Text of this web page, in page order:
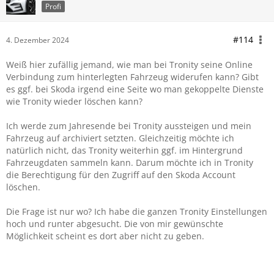
Profi
4. Dezember 2024 #114
Weiß hier zufällig jemand, wie man bei Tronity seine Online
Verbindung zum hinterlegten Fahrzeug widerufen kann? Gibt
es ggf. bei Skoda irgend eine Seite wo man gekoppelte Dienste
wie Tronity wieder löschen kann?
Ich werde zum Jahresende bei Tronity aussteigen und mein
Fahrzeug auf archiviert setzten. Gleichzeitig möchte ich
natürlich nicht, das Tronity weiterhin ggf. im Hintergrund
Fahrzeugdaten sammeln kann. Darum möchte ich in Tronity
die Berechtigung für den Zugriff auf den Skoda Account
löschen.
Die Frage ist nur wo? Ich habe die ganzen Tronity Einstellungen
hoch und runter abgesucht. Die von mir gewünschte
Möglichkeit scheint es dort aber nicht zu geben.